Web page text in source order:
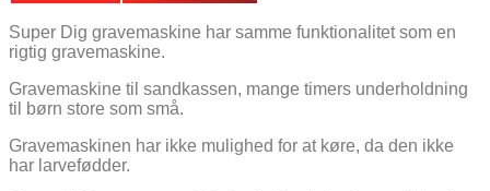
Super Dig gravemaskine har samme funktionalitet som en
rigtig gravemaskine.
Gravemaskine til sandkassen, mange timers underholdning
til børn store som små.
Gravemaskinen har ikke mulighed for at køre, da den ikke
har larvefødder.